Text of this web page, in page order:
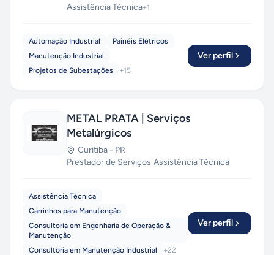
Assistência Técnica+1
Automação Industrial
Painéis Elétricos
Manutenção Industrial
Projetos de Subestações
+15
Ver perfil
METAL PRATA | Serviços
Metalúrgicos
Curitiba - PR
Prestador de Serviços·Assistência Técnica
Assistência Técnica
Carrinhos para Manutenção
Consultoria em Engenharia de Operação &
Manutenção
Consultoria em Manutenção Industrial
+22
Ver perfil